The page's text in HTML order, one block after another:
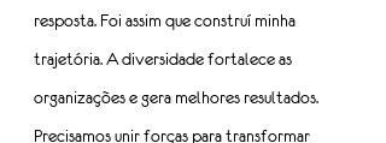
resposta. Foi assim que construí minha
trajetória. A diversidade fortalece as
organizações e gera melhores resultados.
Precisamos unir forças para transformar